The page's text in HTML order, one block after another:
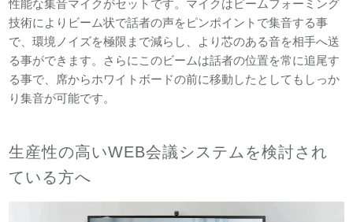
性能な集音マイクがセットです。マイクはビームフォーミング
技術によりビーム状で話者の声をピンポイントで集音する事
で、環境ノイズを極限まで減らし、より芯のある音を相手へ送
る事ができます。さらにこのビームは話者の位置を常に追尾す
る事で、席からホワイトボードの前に移動したとしてもしっか
り集音が可能です。
生産性の高いWEB会議システムを検討され
ている方へ